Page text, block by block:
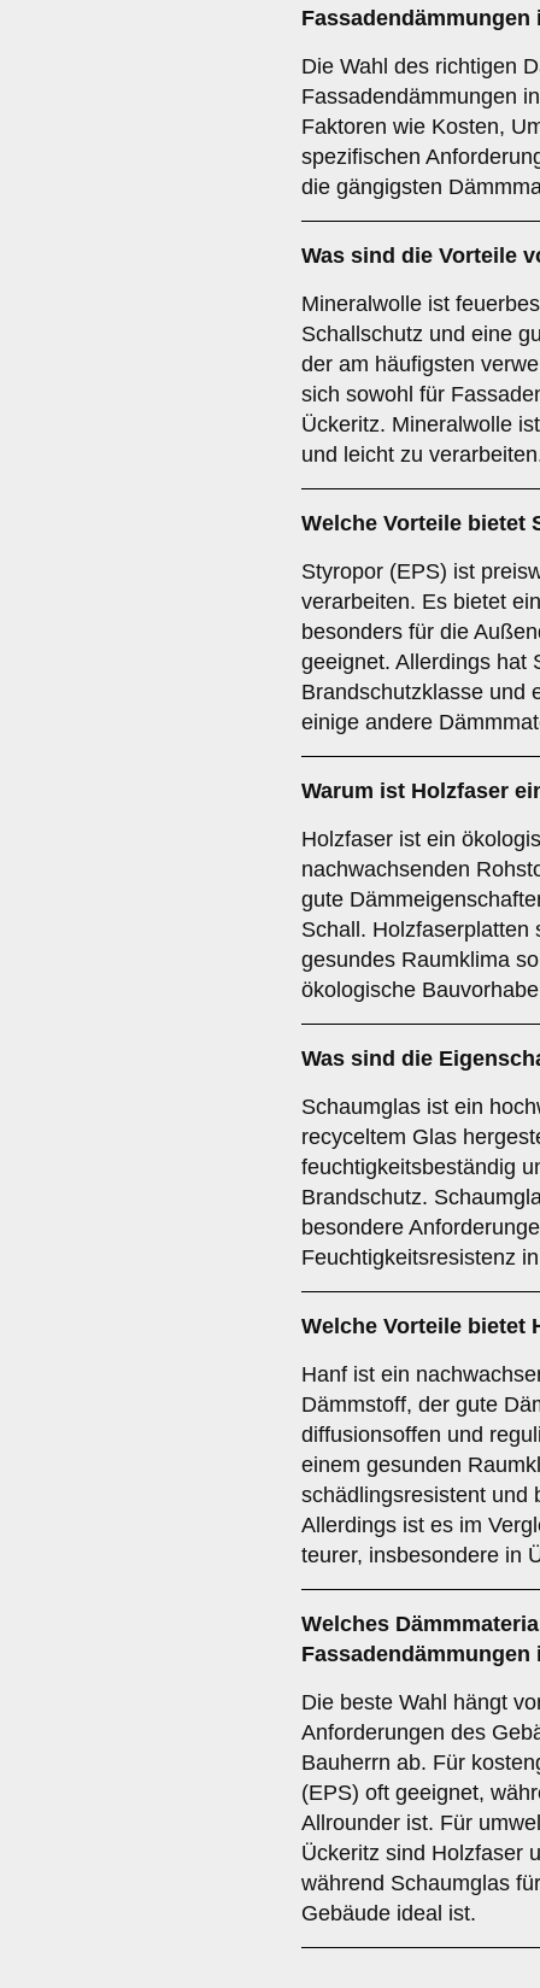
Fassadendämmungen
Die Wahl des richtigen
Fassadendämmungen
Faktoren wie Kosten,
spezifischen
die gängigsten
Was sind die Vorteile
Mineralwolle ist
Schallschutz und eine
der am häufigsten
sich sowohl für
Ückeritz. Mineralwolle
und leicht zu
Welche Vorteile bietet
Styropor (EPS) ist
verarbeiten. Es bietet
besonders für die
geeignet. Allerdings hat
Brandschutzklasse und
einige andere
Warum ist Holzfaser
Holzfaser ist ein
nachwachsenden
gute
Schall. Holzfaserplatten
gesundes Raumklima
ökologische
Was sind die
Schaumglas ist ein
recyceltem Glas
feuchtigkeitsbeständig
Brandschutz.
besondere
Feuchtigkeitsresistenz
Welche Vorteile bietet
Hanf ist ein
Dämmstoff, der gute
diffusionsoffen und
einem gesunden
schädlingsresistent und
Allerdings ist es im
teurer, insbesondere in
Welches
Fassadendämmungen
Die beste Wahl hängt
Anforderungen des
Bauherrn ab. Für
(EPS) oft geeignet,
Allrounder ist. Für
Ückeritz sind Holzfaser
während Schaumglas
Gebäude ideal ist.